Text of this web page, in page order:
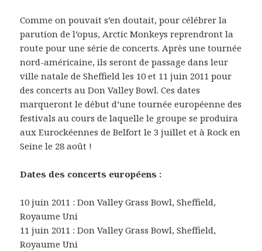
Comme on pouvait s’en doutait, pour célébrer la
parution de l’opus, Arctic Monkeys reprendront la
route pour une série de concerts. Après une tournée
nord-américaine, ils seront de passage dans leur
ville natale de Sheffield les 10 et 11 juin 2011 pour
des concerts au Don Valley Bowl. Ces dates
marqueront le début d’une tournée européenne des
festivals au cours de laquelle le groupe se produira
aux Eurockéennes de Belfort le 3 juillet et à Rock en
Seine le 28 août !
Dates des concerts européens :
10 juin 2011 : Don Valley Grass Bowl, Sheffield,
Royaume Uni
11 juin 2011 : Don Valley Grass Bowl, Sheffield,
Royaume Uni